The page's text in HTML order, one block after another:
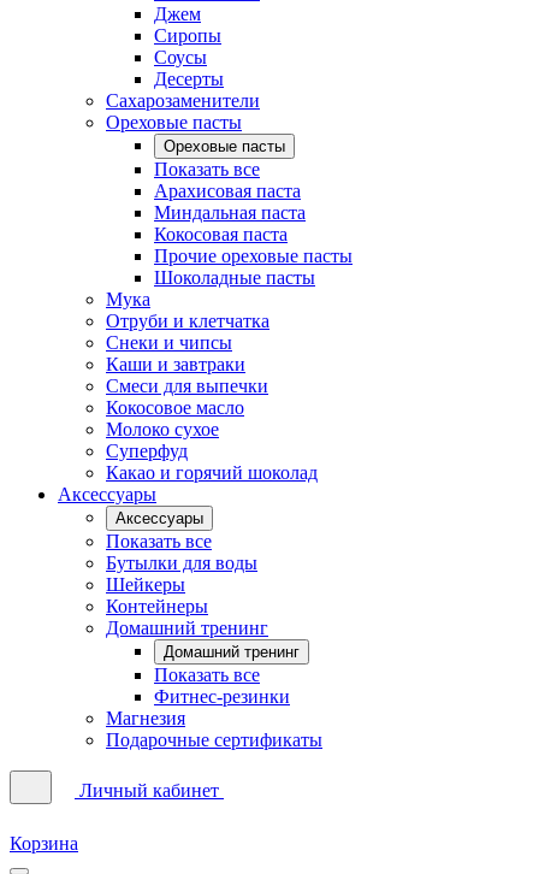
Джем
Сиропы
Соусы
Десерты
Сахарозаменители
Ореховые пасты
Ореховые пасты
Показать все
Арахисовая паста
Миндальная паста
Кокосовая паста
Прочие ореховые пасты
Шоколадные пасты
Мука
Отруби и клетчатка
Снеки и чипсы
Каши и завтраки
Смеси для выпечки
Кокосовое масло
Молоко сухое
Суперфуд
Какао и горячий шоколад
Аксессуары
Аксессуары
Показать все
Бутылки для воды
Шейкеры
Контейнеры
Домашний тренинг
Домашний тренинг
Показать все
Фитнес-резинки
Магнезия
Подарочные сертификаты
Личный кабинет
Корзина